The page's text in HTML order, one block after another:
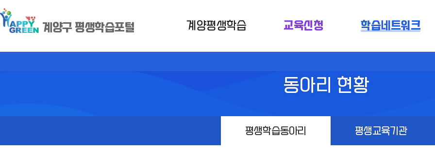
계양구 평생학습포털 계양평생학습 교육신청 학습네트워크
동아리 현황
평생학습동아리 평생교육기관